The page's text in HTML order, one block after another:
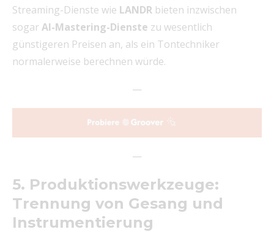
Streaming-Dienste wie LANDR bieten inzwischen
sogarAI-Mastering-Dienste zu wesentlich
günstigeren Preisen an, als ein Tontechniker
normalerweise berechnen würde.
—
—
5. Produktionswerkzeuge:
Trennung von Gesang und
Instrumentierung